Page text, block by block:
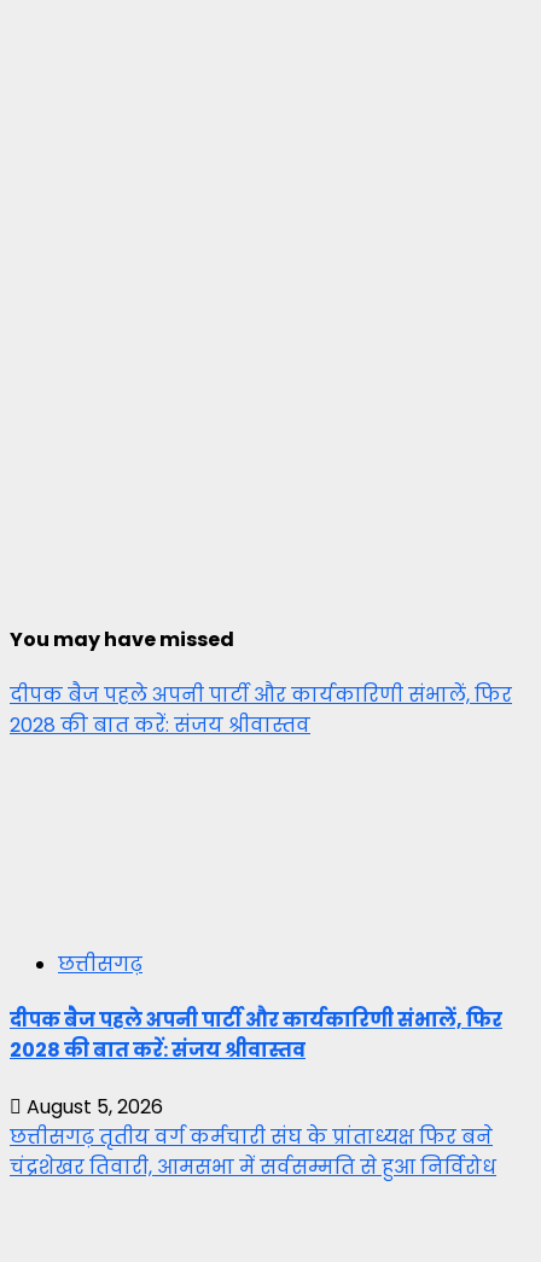
You may have missed
दीपक बैज पहले अपनी पार्टी और कार्यकारिणी संभालें, फिर
2028 की बात करें: संजय श्रीवास्तव
छत्तीसगढ़
दीपक बैज पहले अपनी पार्टी और कार्यकारिणी संभालें, फिर
2028 की बात करें: संजय श्रीवास्तव
August 5, 2026
छत्तीसगढ़ तृतीय वर्ग कर्मचारी संघ के प्रांताध्यक्ष फिर बने
चंद्रशेखर तिवारी, आमसभा में सर्वसम्मति से हुआ निर्विरोध